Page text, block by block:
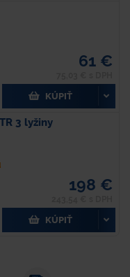
61 €
KÚPIŤ
3 lyžiny
198 €
KÚPIŤ